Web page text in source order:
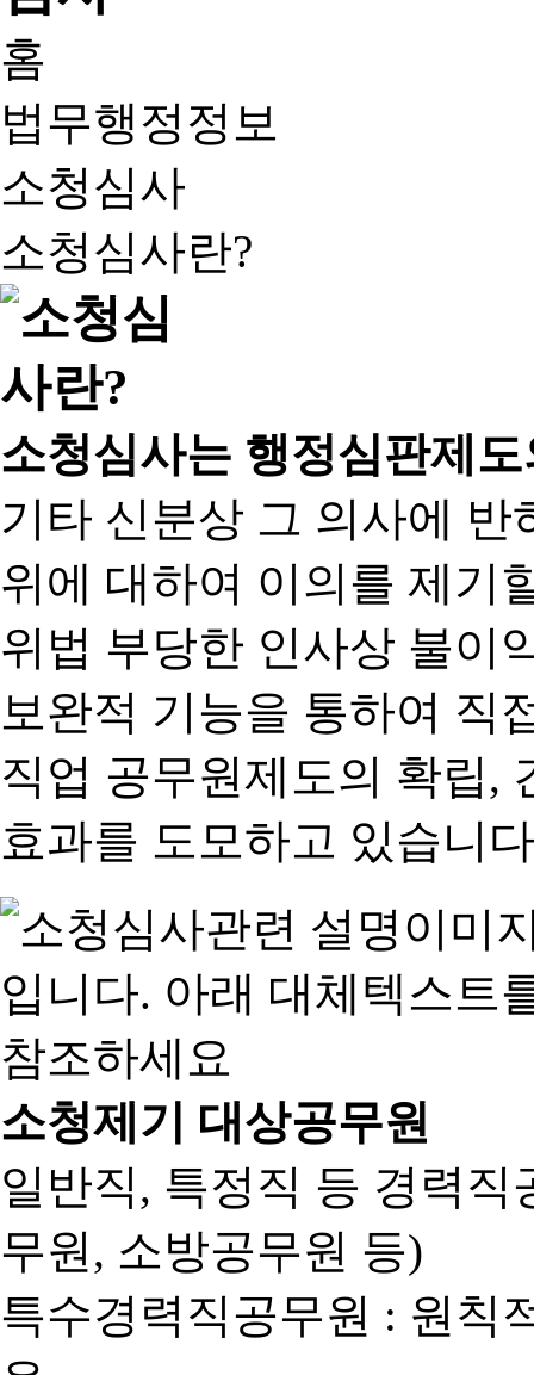
홈
법무행정정보
소청심사
소청심사란?
소청심사는 행정심판제
기타 신분상 그 의사에
위에 대하여 이의를 제기
위법 부당한 인사상 불이
보완적 기능을 통하여 직
직업 공무원제도의 확립,
효과를 도모하고 있습니
소청제기 대상공무원
일반직, 특정직 등 경력
무원, 소방공무원 등)
특수경력직공무원 : 원칙